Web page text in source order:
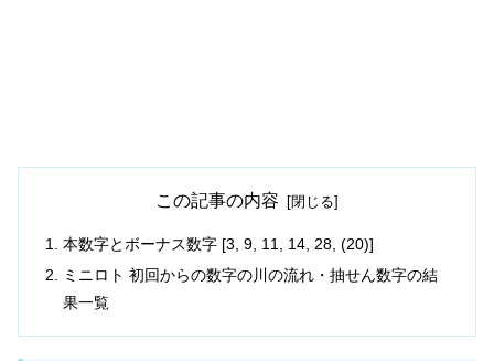
この記事の内容
本数字とボーナス数字 [3, 9, 11, 14, 28, (20)]
ミニロト 初回からの数字の川の流れ・抽せん数字の結
果一覧